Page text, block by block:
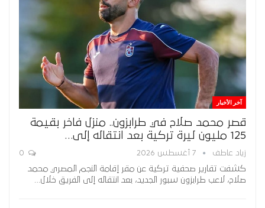
آخر الأخبار
قصر محمد صلاح في طرابزون.. منزل فاخر بقيمة
125 مليون ليرة تركية بعد انتقاله إلى…
زياد عاطف 7 أغسطس 2026
كشفت تقارير صحفية تركية عن مقر إقامة النجم المصري محمد
صلاح، لاعب طرابزون سبور الجديد، بعد انتقاله إلى الفريق خلال…